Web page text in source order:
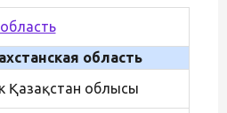
область
область
Қазақстан облысы